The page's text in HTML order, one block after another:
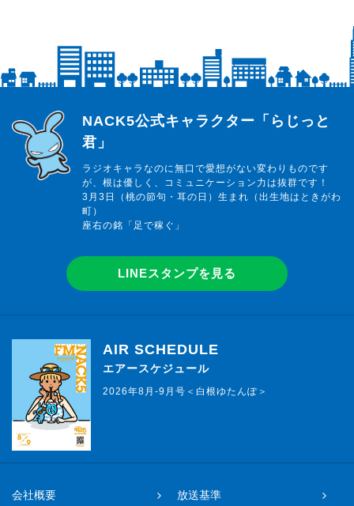
らじっと君
NACK5公式キャラクター「らじっと
君」
ラジオキャラなのに無口で愛想がない変わりものです
が、根は優しく、コミュニケーション力は抜群です！
3月3日（桃の節句・耳の日）生まれ（出生地はときがわ
町）
座右の銘「足で稼ぐ」
LINEスタンプを見る
AIR SCHEDULE
エアースケジュール
2026年8月-9月号＜白根ゆたんぽ＞
会社概要 放送基準